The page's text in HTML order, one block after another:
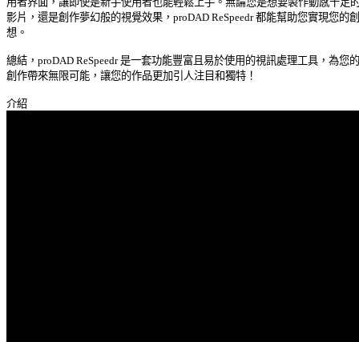
影片，還是創作夢幻般的視覺效果，proDAD ReSpeedr 都能幫助您實現您的
想。
總結，proDAD ReSpeedr 是一套功能豐富且易於使用的視訊處理工具，為您
創作帶來無限可能，讓您的作品更加引人注目和獨特！